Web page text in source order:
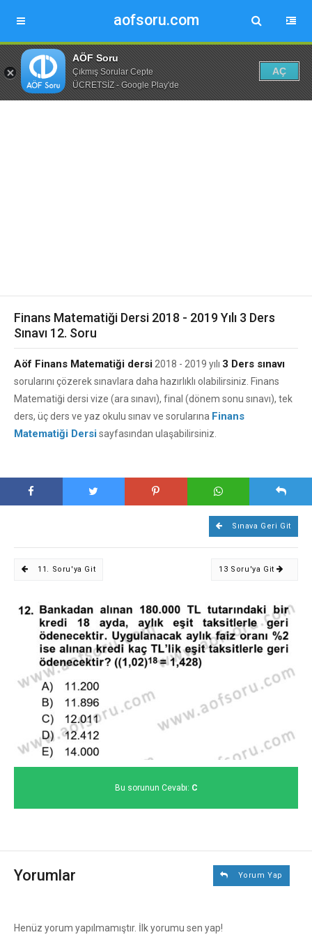
aofsoru.com
AÖF Soru
Çıkmış Sorular Cepte
ÜCRETSİZ - Google Play'de
AÇ
Finans Matematiği Dersi 2018 - 2019 Yılı 3 Ders
Sınavı 12. Soru
Aöf Finans Matematiği dersi 2018 - 2019 yılı 3 Ders sınavı
sorularını çözerek sınavlara daha hazırlıklı olabilirsiniz. Finans
Matematiği dersi vize (ara sınavı), final (dönem sonu sınavı), tek
ders, üç ders ve yaz okulu sınav ve sorularına Finans
Matematiği Dersisayfasından ulaşabilirsiniz.
Sınava Geri Git
11. Soru'ya Git 13 Soru'ya Git
Bu sorunun Cevabı: C
Yorumlar Yorum Yap
Henüz yorum yapılmamıştır. İlk yorumu sen yap!